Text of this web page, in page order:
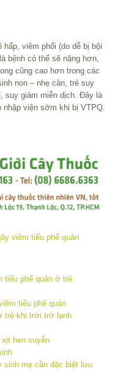
viêm phổi (do dễ bị bội
bệnh có thể sẽ nặng hơn,
cũng cao hơn trong các
non – nhẹ cân, trẻ suy
suy giảm miễn dịch. Ðây là
viện sớm khi bị VTPQ.
tiểu phế quản ở trẻ
tiểu phế quản
trẻ khi trời trở lạnh
hen suyễn
sinh mẹ cần đặc biệt lưu